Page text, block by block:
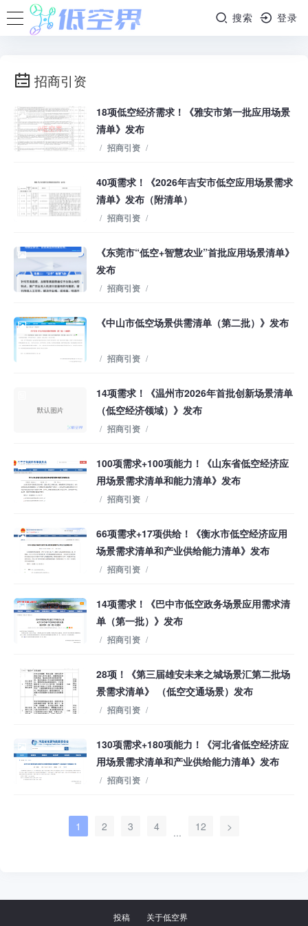
搜索 登录
招商引资
18项低空经济需求！《雅安市第一批应用场景
清单》发布
/ 招商引资 /
40项需求！《2026年吉安市低空应用场景需求
清单》发布（附清单）
/ 招商引资 /
《东莞市“低空+智慧农业”首批应用场景清单》
发布
/ 招商引资 /
《中山市低空场景供需清单（第二批）》发布
/ 招商引资 /
14项需求！《温州市2026年首批创新场景清单
（低空经济领域）》发布
/ 招商引资 /
100项需求+100项能力！《山东省低空经济应
用场景需求清单和能力清单》发布
/ 招商引资 /
66项需求+17项供给！《衡水市低空经济应用
场景需求清单和产业供给能力清单》发布
/ 招商引资 /
14项需求！《巴中市低空政务场景应用需求清
单（第一批）》发布
/ 招商引资 /
28项！《第三届雄安未来之城场景汇第二批场
景需求清单》 （低空交通场景）发布
/ 招商引资 /
130项需求+180项能力！《河北省低空经济应
用场景需求清单和产业供给能力清单》发布
/ 招商引资 /
1 2 3 4 ... 12 >
投稿 关于低空界